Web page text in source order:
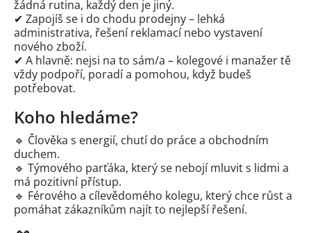
žádná rutina, každý den je jiný.
✔ Zapojíš se i do chodu prodejny – lehká
administrativa, řešení reklamací nebo vystavení
nového zboží.
✔ A hlavně: nejsi na to sám/a – kolegové i manažer tě
vždy podpoří, poradí a pomohou, když budeš
potřebovat.
Koho hledáme?
🔹 Člověka s energií, chutí do práce a obchodním
duchem.
🔹 Týmového parťáka, který se nebojí mluvit s lidmi a
má pozitivní přístup.
🔹 Férového a cílevědomého kolegu, který chce růst a
pomáhat zákazníkům najít to nejlepší řešení.